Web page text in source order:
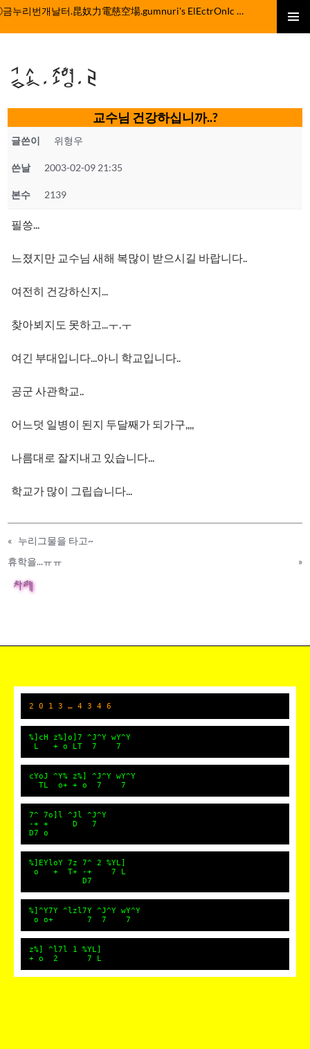
컨
뛰
기
ⓒ금누리번개날터.昆奴力電慈空場.gumnuri's ElEctrOnIc fActOrY
금속.조형.2
교수님 건강하십니까..?
글쓴이 위형우
쓴날 2003-02-09 21:35
본수 2139
필씅...
느졌지만 교수님 새해 복많이 받으시길 바랍니다..
여전히 건강하신지...
찾아뵈지도 못하고...ㅜ.ㅜ
여긴 부대입니다...아니 학교입니다..
공군 사관학교..
어느덧 일병이 된지 두달째가 되가구,,,,
나름대로 잘지내고 있습니다...
학교가 많이 그립습니다...
« 누리그물을 타고~
휴학을...ㅠㅠ
»
차례
2 0 1 3 … 4 3 4 6
%]cH z%]o]7 ^J^Y wY^Y
L + o LT 7 7
cYoJ ^Y% z%] ^J^Y wY^Y
TL o+ + o 7 7
7^ 7o]l ^Jl ^J^Y
-+ + D 7
D7 o
%]EYloY 7z 7^ 2 %YL]
o + T+ -+ 7 L
D7
%]^Y7Y ^lzl7Y ^J^Y wY^Y
o o+ 7 7 7
z%] ^l7l 1 %YL]
+ o 2 7 L